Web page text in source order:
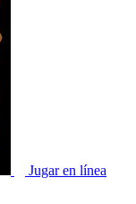
Jugar en línea